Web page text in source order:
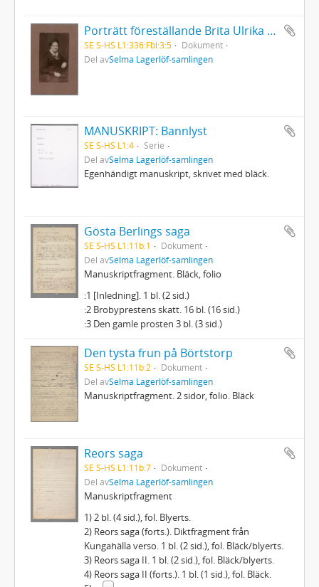
Porträtt föreställande Brita Ulrika Myhrman
SE S-HS L1:336:Fbl:3:5
Dokument
Del avSelma Lagerlöf-samlingen
MANUSKRIPT: Bannlyst
SE S-HS L1:4
Serie
Del avSelma Lagerlöf-samlingen
Egenhändigt manuskript, skrivet med bläck.
Gösta Berlings saga
SE S-HS L1:11b:1
Dokument
Del avSelma Lagerlöf-samlingen
Manuskriptfragment. Bläck, folio
:1 [Inledning]. 1 bl. (2 sid.)
:2 Brobyprestens skatt. 16 bl. (16 sid.)
:3 Den gamle prosten 3 bl. (3 sid.)
Den tysta frun på Börtstorp
SE S-HS L1:11b:2
Dokument
Del avSelma Lagerlöf-samlingen
Manuskriptfragment. 2 sidor, folio. Bläck
Reors saga
SE S-HS L1:11b:7
Dokument
Del avSelma Lagerlöf-samlingen
Manuskriptfragment
1) 2 bl. (4 sid.), fol. Blyerts.
2) Reors saga (forts.). Diktfragment från
Kungahälla verso. 1 bl. (2 sid.), fol. Bläck/blyerts.
3) Reors saga II. 1 bl. (2 sid.), fol. Bläck/blyerts.
4) Reors saga II (forts.). 1 bl. (1 sid.), fol. Bläck.